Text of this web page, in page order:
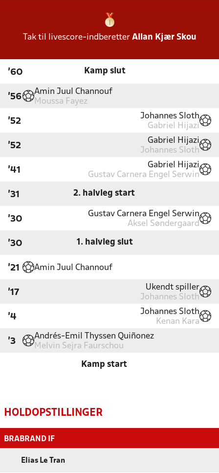
Tak til livescore-indberetter Allan Kjær Skou
'60 Kamp slut
'56
Amin Juul Channouf
Moussa Fayez
'52
Johannes Sloth
Gabriel Hijazi
'52
Gabriel Hijazi
Johannes Sloth
'41
Gabriel Hijazi
Gustav Carnera Engel Serwin
'31 2. halvleg start
'30
Gustav Carnera Engel Serwin
Aksel Søndergaard
'30 1. halvleg slut
'21 Amin Juul Channouf
'17
Ukendt spiller
Johannes Sloth
'4
Johannes Sloth
Kenan Kara
'3
Andrés-Emil Thyssen Quiñonez
Melvin Sejra Faurschou
Kamp start
HOLDOPSTILLINGER
BRABRAND IF
Elias Le Tran